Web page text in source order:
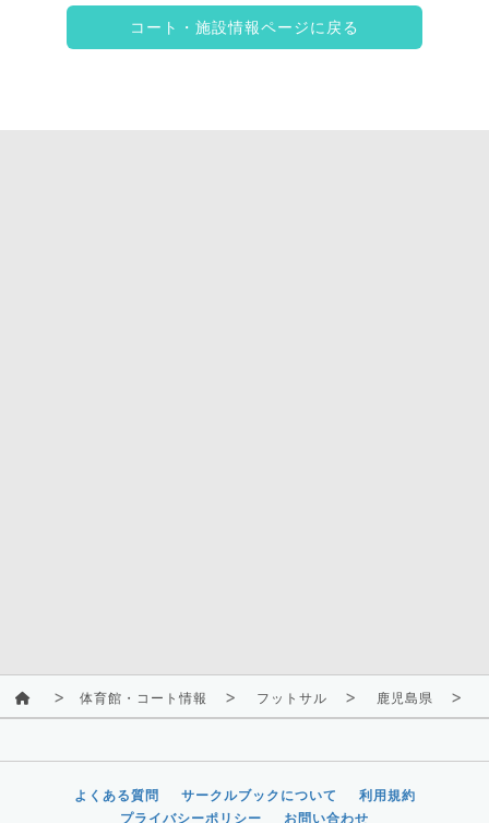
コート・施設情報ページに戻る
体育館・コート情報 フットサル 鹿児島県
よくある質問 サークルブックについて
利用規約
プライバシーポリシー
お問い合わせ